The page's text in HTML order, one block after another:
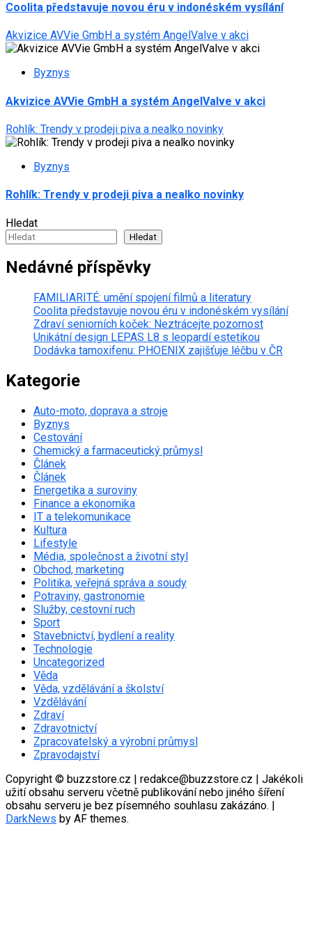
Coolita představuje novou éru v indonéském vysílání
Akvizice AVVie GmbH a systém AngelValve v akci
Byznys
Akvizice AVVie GmbH a systém AngelValve v akci
Rohlík: Trendy v prodeji piva a nealko novinky
Byznys
Rohlík: Trendy v prodeji piva a nealko novinky
Hledat
Hledat
Nedávné příspěvky
FAMILIARITÉ: umění spojení filmů a literatury
Coolita představuje novou éru v indonéském vysílání
Zdraví seniorních koček: Neztrácejte pozornost
Unikátní design LEPAS L8 s leopardí estetikou
Dodávka tamoxifenu: PHOENIX zajišťuje léčbu v ČR
Kategorie
Auto-moto, doprava a stroje
Byznys
Cestování
Chemický a farmaceutický průmysl
Článek
Článek
Energetika a suroviny
Finance a ekonomika
IT a telekomunikace
Kultura
Lifestyle
Média, společnost a životní styl
Obchod, marketing
Politika, veřejná správa a soudy
Potraviny, gastronomie
Služby, cestovní ruch
Sport
Stavebnictví, bydlení a reality
Technologie
Uncategorized
Věda
Věda, vzdělávání a školství
Vzdělávání
Zdraví
Zdravotnictví
Zpracovatelský a výrobní průmysl
Zpravodajství
Copyright © buzzstore.cz | redakce@buzzstore.cz | Jakékoli
užití obsahu serveru včetně publikování nebo jiného šíření
obsahu serveru je bez písemného souhlasu zakázáno.
DarkNews by AF themes.